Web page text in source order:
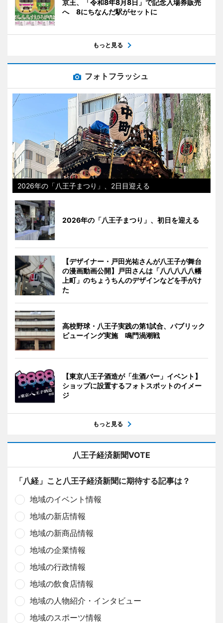
京王、「令和8年8月8日」で記念入場券販売
へ 8にちなんだ駅がセットに
もっと見る
フォトフラッシュ
2026年の「八王子まつり」、2日目迎える
2026年の「八王子まつり」、初日を迎える
【デザイナー・戸田光祐さんが八王子が舞台
の漫画動画公開】戸田さんは「八八八八八幡
上町」のちょうちんのデザインなどを手がけ
た
高校野球・八王子実践の第1試合、パブリック
ビューイング実施 鳴門渦潮戦
【東京八王子酒造が「生酒バー」イベント】
ショップに設置するフォトスポットのイメー
ジ
もっと見る
八王子経済新聞VOTE
「八経」こと八王子経済新聞に期待する記事は？
地域のイベント情報
地域の新店情報
地域の新商品情報
地域の企業情報
地域の行政情報
地域の飲食店情報
地域の人物紹介・インタビュー
地域のスポーツ情報